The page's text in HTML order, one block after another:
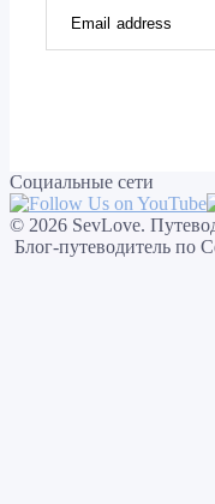
Социальные сети
© 2026 SevLove.
Блог-путеводитель по